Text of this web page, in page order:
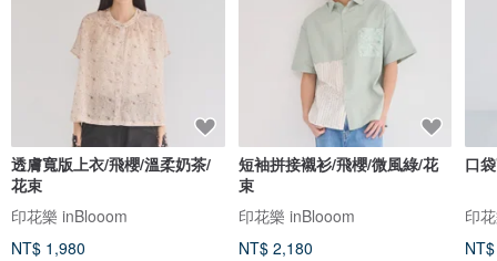
透膚寬版上衣/飛櫻/溫柔奶茶/
花束
印花樂 inBlooom
NT$ 1,980
短袖拼接襯衫/飛櫻/微風綠/花
束
印花樂 inBlooom
NT$ 2,180
口
印